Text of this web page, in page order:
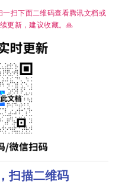
侠 / 古装】
【主演: 杨洋
/ 章若楠 / 方
扫下面二维码查看腾讯文档或
更新，建议收藏。🙏
扫描二维码